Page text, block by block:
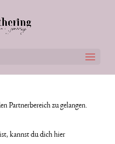
Partnerbereich zu gelangen.
kannst du dich hier